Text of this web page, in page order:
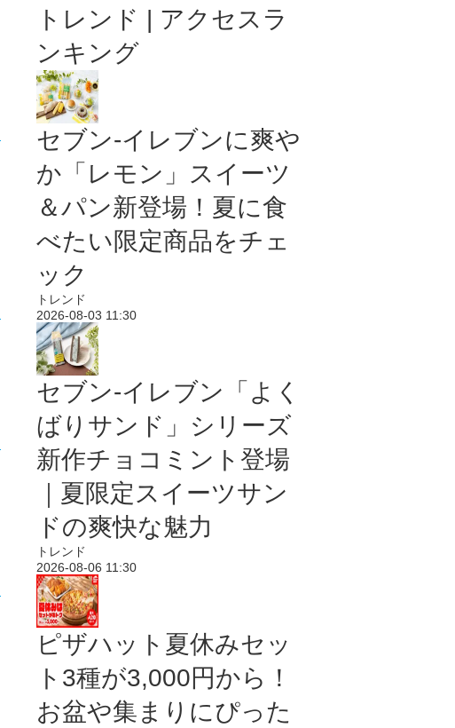
トレンド | アクセスラ
ンキング
セブン‐イレブンに爽や
か「レモン」スイーツ
＆パン新登場！夏に食
べたい限定商品をチェ
ック
トレンド
2026-08-03 11:30
セブン‐イレブン「よく
ばりサンド」シリーズ
新作チョコミント登場
｜夏限定スイーツサン
ドの爽快な魅力
トレンド
2026-08-06 11:30
ピザハット夏休みセッ
ト3種が3,000円から！
お盆や集まりにぴった